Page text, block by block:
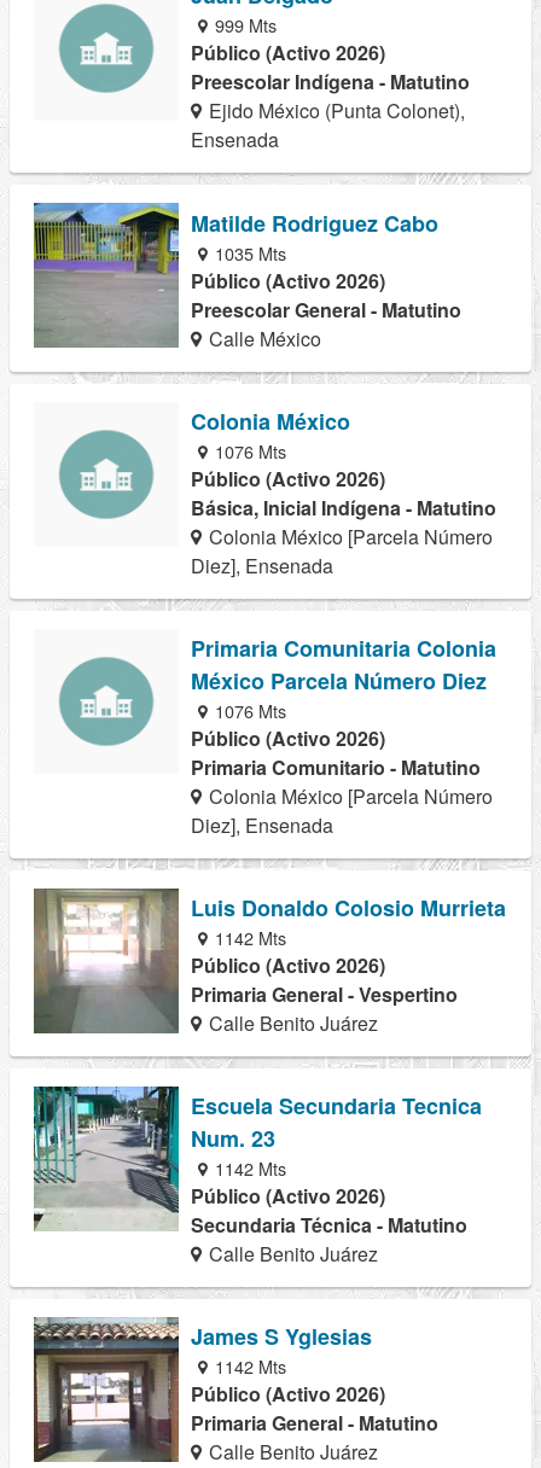
999 Mts
Público (Activo 2026)
Preescolar Indígena - Matutino
Ejido México (Punta Colonet),
Ensenada
Matilde Rodriguez Cabo
1035 Mts
Público (Activo 2026)
Preescolar General - Matutino
Calle México
Colonia México
1076 Mts
Público (Activo 2026)
Básica, Inicial Indígena - Matutino
Colonia México [Parcela Número
Diez], Ensenada
Primaria Comunitaria Colonia
México Parcela Número Diez
1076 Mts
Público (Activo 2026)
Primaria Comunitario - Matutino
Colonia México [Parcela Número
Diez], Ensenada
Luis Donaldo Colosio Murrieta
1142 Mts
Público (Activo 2026)
Primaria General - Vespertino
Calle Benito Juárez
Escuela Secundaria Tecnica
Num. 23
1142 Mts
Público (Activo 2026)
Secundaria Técnica - Matutino
Calle Benito Juárez
James S Yglesias
1142 Mts
Público (Activo 2026)
Primaria General - Matutino
Calle Benito Juárez